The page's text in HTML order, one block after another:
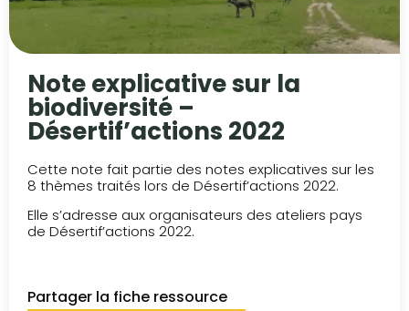
Note explicative sur la
biodiversité –
Désertif’actions 2022
Cette note fait partie des notes explicatives sur les
8 thèmes traités lors de Désertif’actions 2022.
Elle s’adresse aux organisateurs des ateliers pays
de Désertif’actions 2022.
Partager la fiche ressource